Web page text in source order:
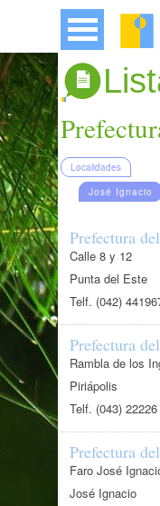
Localidades
José Ignacio
Prefectura
Calle 8 y 12
Punta del Este
Telf. (042)
Prefectura
Rambla de los
Piriápolis
Telf. (043)
Prefectura
Faro José
José Ignacio